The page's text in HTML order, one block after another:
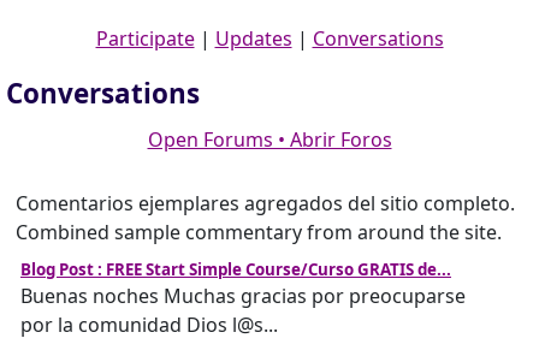
Participate| Updates | Conversations
Conversations
Open Forums • Abrir Foros
Comentarios ejemplares agregados del sitio completo.
Combined sample commentary from around the site.
Blog Post : FREE Start Simple Course/Curso GRATIS de...
Buenas noches Muchas gracias por preocuparse
por la comunidad Dios l@s...